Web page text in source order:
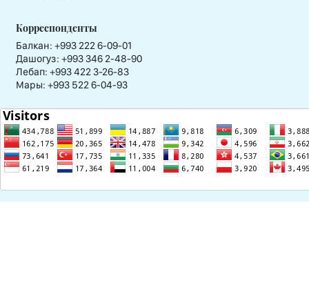
Корреспонденты
Балкан: +993 222 6-09-01
Дашогуз: +993 346 2-48-90
Лебап: +993 422 3-26-83
Мары: +993 522 6-04-93